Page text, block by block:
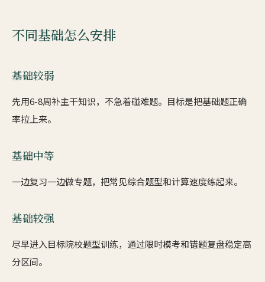
不同基础怎么安排
基础较弱
先用6-8周补主干知识，不急着碰难题。目标是把基础题正确
率拉上来。
基础中等
一边复习一边做专题，把常见综合题型和计算速度练起来。
基础较强
尽早进入目标院校题型训练，通过限时模考和错题复盘稳定高
分区间。